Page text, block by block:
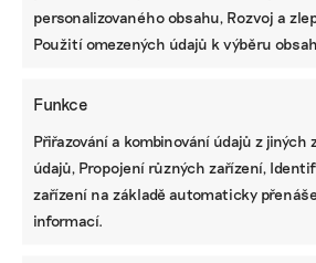
personalizovaného obsahu, Rozvoj a
Použití omezených údajů k výběru
Funkce
Přiřazování a kombinování údajů z jiných
údajů, Propojení různých zařízení,
zařízení na základě automaticky
informací.